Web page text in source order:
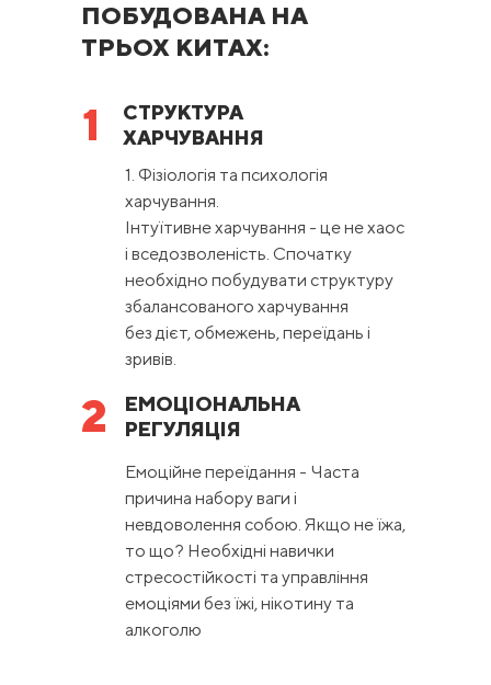
ПОБУДОВАНА НА
ТРЬОХ КИТАХ:
1. Фізіологія та психологія
харчування.
Інтуїтивне харчування - це не хаос
і вседозволеність. Спочатку
необхідно побудувати структуру
збалансованого харчування
без дієт, обмежень, переїдань і
зривів.
Емоційне переїдання - Часта
причина набору ваги і
невдоволення собою. Якщо не їжа,
то що? Необхідні навички
стресостійкості та управління
емоціями без їжі, нікотину та
алкоголю
1
2
СТРУКТУРА
ХАРЧУВАННЯ
ЕМОЦІОНАЛЬНА
РЕГУЛЯЦІЯ